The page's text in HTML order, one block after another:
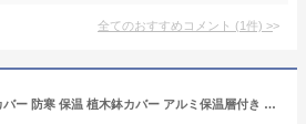
全てのおすすめコメント (1件) >
凍結防止 植物防寒カバー 防寒 保温 植木鉢カバー アルミ保温層付き 繰り返し使用可能 虫害防止 保護袋 植物保温カバー 凍結防止カバー 霜よけ 防寒保暖 植物育成 植木鉢カバー 植え袋 プランターカバー 観葉植物 園芸用品 冬対策